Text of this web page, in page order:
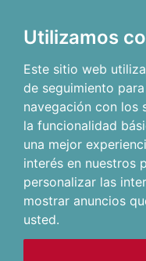
Utilizamos
Este sitio web
de seguimiento
navegación con los
la funcionalidad
una mejor
interés en nuestros
personalizar las
mostrar anuncios
usted.